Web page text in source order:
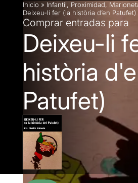
Inicio » Infantil, Proximidad,
Deixeu-li fer (la història d’en Patufet)
Comprar entradas para
Deixeu-li
història
Patufet)